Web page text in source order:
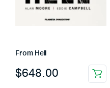
From Hell
$648.00